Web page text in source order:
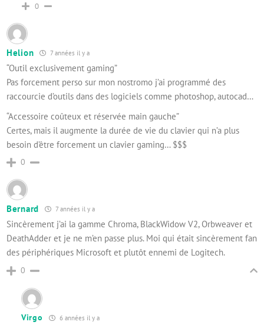
0
Helion 7 années il y a
“Outil exclusivement gaming”
Pas forcement perso sur mon nostromo j’ai programmé des
raccourcie d’outils dans des logiciels comme photoshop, autocad…
“Accessoire coûteux et réservée main gauche”
Certes, mais il augmente la durée de vie du clavier qui n’a plus
besoin d’être forcement un clavier gaming… $$$
0
Bernard 7 années il y a
Sincèrement j’ai la gamme Chroma, BlackWidow V2, Orbweaver et
DeathAdder et je ne m’en passe plus. Moi qui était sincèrement fan
des périphériques Microsoft et plutôt ennemi de Logitech.
0
Virgo 6 années il y a